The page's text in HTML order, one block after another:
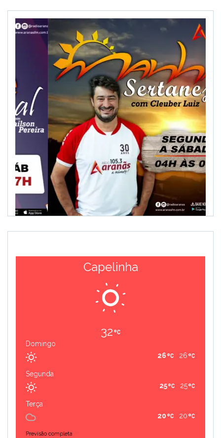
Capelinha
32
Domingo
26
26
Segunda
25
25
Terça
20
20
Previsão completa